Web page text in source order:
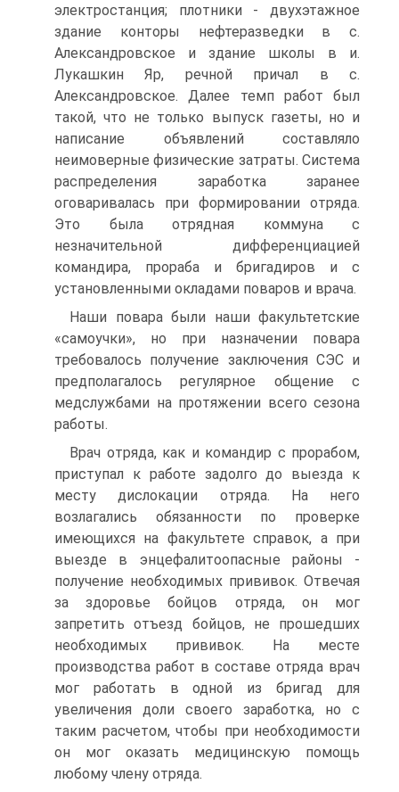
электростанция; плотники - двухэтажное
здание конторы нефтеразведки в с.
Александровское и здание школы в и.
Лукашкин Яр, речной причал в с.
Александровское. Далее темп работ был
такой, что не только выпуск газеты, но и
написание объявлений составляло
неимоверные физические затраты. Система
распределения заработка заранее
оговаривалась при формировании отряда.
Это была отрядная коммуна с
незначительной дифференциацией
командира, прораба и бригадиров и с
установленными окладами поваров и врача.
Наши повара были наши факультетские
«самоучки», но при назначении повара
требовалось получение заключения СЭС и
предполагалось регулярное общение с
медслужбами на протяжении всего сезона
работы.
Врач отряда, как и командир с прорабом,
приступал к работе задолго до выезда к
месту дислокации отряда. На него
возлагались обязанности по проверке
имеющихся на факультете справок, а при
выезде в энцефалитоопасные районы -
получение необходимых прививок. Отвечая
за здоровье бойцов отряда, он мог
запретить отъезд бойцов, не прошедших
необходимых прививок. На месте
производства работ в составе отряда врач
мог работать в одной из бригад для
увеличения доли своего заработка, но с
таким расчетом, чтобы при необходимости
он мог оказать медицинскую помощь
любому члену отряда.